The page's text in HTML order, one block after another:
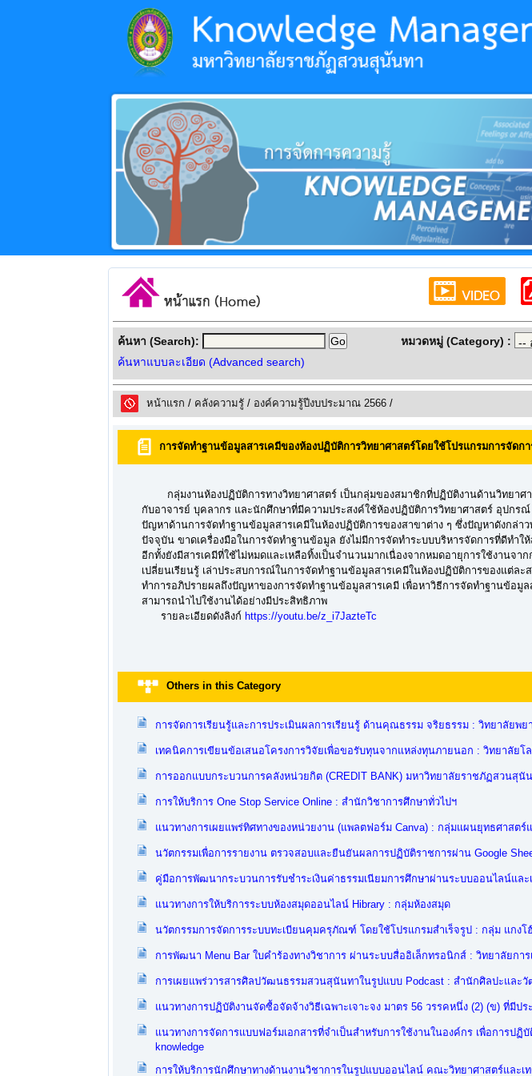
ค้นหา (Search):
ค้นหาแบบละเอียด (Advanced search)
หมวดหมู่ (Category) :
หน้าแรก / คลังความรูั/ องค์ความรู้ปีงบประมาณ 2566/
การจัดทำฐานข้อมูลสารเคมีของห้องปฏิบัติการวิทยาศาสตร์โดยใช้โปรแกรมการจัด
กลุ่มงานห้องปฏิบัติการทางวิทยาศาสตร์ เป็นกลุ่มของสมาชิกที่ปฏิบัติงานด้านวิทยาศ
กับอาจารย์ บุคลากร และนักศึกษาที่มีความประสงค์ใช้ห้องปฏิบัติการวิทยาศาสตร์ อุปกร
ปัญหาด้านการจัดทำฐานข้อมูลสารเคมีในห้องปฏิบัติการของสาขาต่าง ๆ ซึ่งปัญหาดังกล่า
ปัจจุบัน ขาดเครื่องมือในการจัดทำฐานข้อมูล ยังไม่มีการจัดทำระบบบริหารจัดการที่ดีทำ
อีกทั้งยังมีสารเคมีที่ใช้ไม่หมดและเหลือทิ้งเป็นจำนวนมากเนื่องจากหมดอายุการใช้งานจ
เปลี่ยนเรียนรู้ เล่าประสบการณ์ในการจัดทำฐานข้อมูลสารเคมีในห้องปฏิบัติการของแต่ล
ทำการอภิปรายผลถึงปัญหาของการจัดทำฐานข้อมูลสารเคมี เพื่อหาวิธีการจัดทำฐานข้อมู
สามารถนำไปใช้งานได้อย่างมีประสิทธิภาพ
รายละเอียดดังลิงก์ https://youtu.be/z_i7JazteTc
Others in this Category
การจัดการเรียนรู้และการประเมินผลการเรียนรู้ ด้านคุณธรรม จริยธรรม : วิทยาลัยพย
เทคนิคการเขียนข้อเสนอโครงการวิจัยเพื่อขอรับทุนจากแหล่งทุนภายนอก : วิทยาลัยโ
การออกแบบกระบวนการคลังหน่วยกิต (CREDIT BANK) มหาวิทยาลัยราชภัฏสวนสุนั
การให้บริการ One Stop Service Online : สำนักวิชาการศึกษาทั่วไปฯ
แนวทางการเผยแพร่ทิศทางของหน่วยงาน (แพลตฟอร์ม Canva) : กลุ่มแผนยุทธศาส
นวัตกรรมเพื่อการรายงาน ตรวจสอบและยืนยันผลการปฏิบัติราชการผ่าน Google
คู่มือการพัฒนากระบวนการรับชำระเงินค่าธรรมเนียมการศึกษาผ่านระบบออนไลน์แล
แนวทางการให้บริการระบบห้องสมุดออนไลน์ Hibrary : กลุ่มห้องสมุด
นวัตกรรมการจัดการระบบทะเบียนคุมครุภัณฑ์ โดยใช้โปรแกรมสำเร็จรูป : กลุ่ม แกงโ
การพัฒนา Menu Bar ใบคำร้องทางวิชาการ ผ่านระบบสื่ออิเล็กทรอนิกส์ : วิทยาลัยการ
การเผยแพร่วารสารศิลปวัฒนธรรมสวนสุนันทาในรูปแบบ Podcast : สำนักศิลปะและ
แนวทางการปฏิบัติงานจัดซื้อจัดจ้างวิธีเฉพาะเจาะจง มาตร 56 วรรคหนึ่ง (2) (ข) ที่มีป
แนวทางการจัดการแบบฟอร์มเอกสารที่จำเป็นสำหรับการใช้งานในองค์กร เพื่อการ
knowledge
การให้บริการนักศึกษาทางด้านงานวิชาการในรูปแบบออนไลน์ คณะวิทยาศาสตร์และ